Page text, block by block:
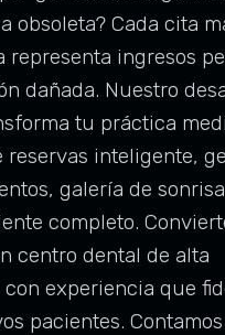
obsoleta? Cada cita
representa ingresos
dañada. Nuestro
tu práctica
reservas inteligente,
galería de
completo.
centro dental de alta
experiencia que
pacientes.